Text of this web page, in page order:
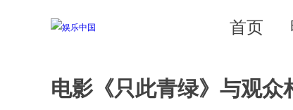
首页
电影《只此青绿》与观